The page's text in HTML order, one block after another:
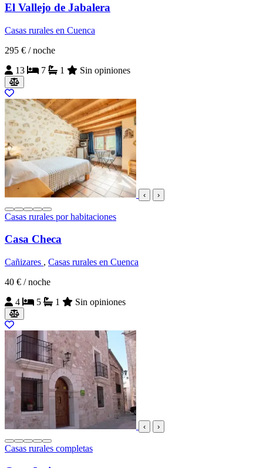
El Vallejo de Jabalera
Casas rurales en Cuenca
295 € / noche
13
7 1 Sin opiniones
‹ ›
Casas rurales por habitaciones
Casa Checa
Cañizares , Casas rurales en Cuenca
40 € / noche
4
5 1 Sin opiniones
‹ ›
Casas rurales completas